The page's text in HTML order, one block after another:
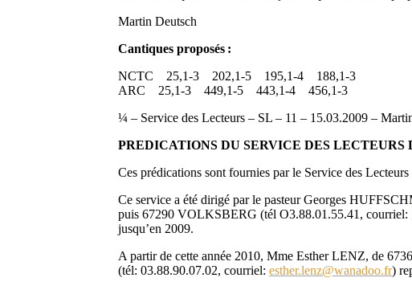
Martin Deutsch
Cantiques proposés :
NCTC 25,1-3 202,1-5 195,1-4 188,1-3
ARC 25,1-3 449,1-5 443,1-4 456,1-3
¼ – Service des Lecteurs – SL – 11 – 15.03.2009 –
PREDICATIONS DU SERVICE DES LECTEURS
Ces prédications sont fournies par le Service des
Ce service a été dirigé par le pasteur Georges
puis 67290 VOLKSBERG (tél O3.88.01.55.41, courriel:
jusqu’en 2009.
A partir de cette année 2010, Mme Esther LENZ, de
(tél: 03.88.90.07.02, courriel:esther.lenz@wanadoo.fr)